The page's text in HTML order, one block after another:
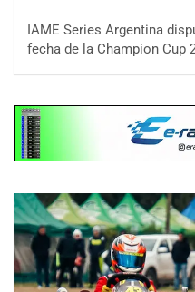
IAME Series Argentina
fecha de la Champion Cup